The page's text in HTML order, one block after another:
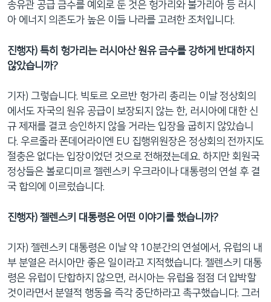
송유관 공급 금수를 예외로 둔 것은 헝가리와 불가리아 등 러시
아 에너지 의존도가 높은 이들 나라를 고려한 조처입니다.
진행자) 특히 헝가리는 러시아산 원유 금수를 강하게 반대하지
않았습니까?
기자) 그렇습니다. 빅토르 오르반 헝가리 총리는 이날 정상회의
에서도 자국의 원유 공급이 보장되지 않는 한, 러시아에 대한 신
규 제재를 결코 승인하지 않을 거라는 입장을 굽히지 않았습니
다. 우르줄라 폰데어라이엔 EU 집행위원장은 정상회의 전까지도
절충은 없다는 입장이었던 것으로 전해졌는데요. 하지만 회원국
정상들은 볼로디미르 젤렌스키 우크라이나 대통령의 연설 후 결
국 합의에 이르렀습니다.
진행자) 젤렌스키 대통령은 어떤 이야기를 했습니까?
기자) 젤렌스키 대통령은 이날 약 10분간의 연설에서, 유럽의 내
부 분열은 러시아만 좋은 일이라고 지적했습니다. 젤렌스키 대통
령은 유럽이 단합하지 않으면, 러시아는 유럽을 점점 더 압박할
것이라면서 분열적 행동을 즉각 중단하라고 촉구했습니다. 그러